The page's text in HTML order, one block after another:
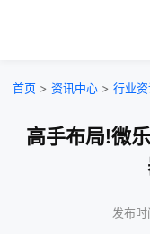
首页 > 资讯中心 > 行业资
高手布局!微
发布